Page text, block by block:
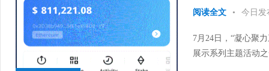
阅读全文 • 今日发
7月24日，“凝心聚
展示系列主题活动